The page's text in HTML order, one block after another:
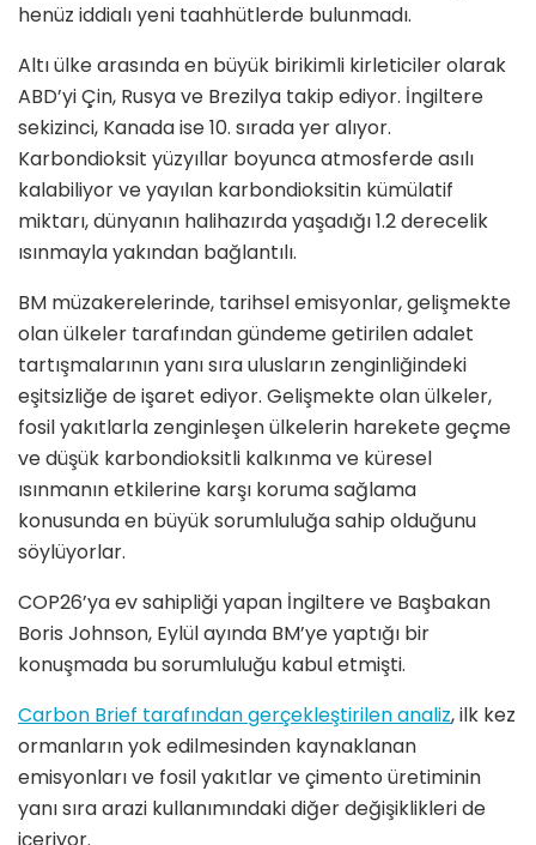
henüz iddialı yeni taahhütlerde bulunmadı.
Altı ülke arasında en büyük birikimli kirleticiler olarak
ABD’yi Çin, Rusya ve Brezilya takip ediyor. İngiltere
sekizinci, Kanada ise 10. sırada yer alıyor.
Karbondioksit yüzyıllar boyunca atmosferde asılı
kalabiliyor ve yayılan karbondioksitin kümülatif
miktarı, dünyanın halihazırda yaşadığı 1.2 derecelik
ısınmayla yakından bağlantılı.
BM müzakerelerinde, tarihsel emisyonlar, gelişmekte
olan ülkeler tarafından gündeme getirilen adalet
tartışmalarının yanı sıra ulusların zenginliğindeki
eşitsizliğe de işaret ediyor. Gelişmekte olan ülkeler,
fosil yakıtlarla zenginleşen ülkelerin harekete geçme
ve düşük karbondioksitli kalkınma ve küresel
ısınmanın etkilerine karşı koruma sağlama
konusunda en büyük sorumluluğa sahip olduğunu
söylüyorlar.
COP26’ya ev sahipliği yapan İngiltere ve Başbakan
Boris Johnson, Eylül ayında BM’ye yaptığı bir
konuşmada bu sorumluluğu kabul etmişti.
Carbon Brief tarafından gerçekleştirilen analiz, ilk kez
ormanların yok edilmesinden kaynaklanan
emisyonları ve fosil yakıtlar ve çimento üretiminin
yanı sıra arazi kullanımındaki diğer değişiklikleri de